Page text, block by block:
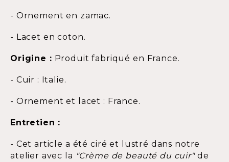
- Ornement en zamac.
- Lacet en coton.
Origine : Produit fabriqué en France.
- Cuir : Italie.
- Ornement et lacet : France.
Entretien :
- Cet article a été ciré et lustré dans notre
atelier avec la "Crème de beauté du cuir"de